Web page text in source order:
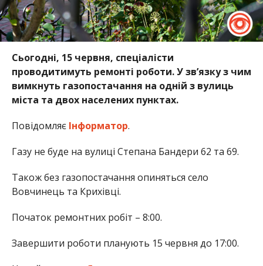
Сьогодні, 15 червня, спеціалісти
проводитимуть ремонті роботи. У зв’язку з чим
вимкнуть газопостачання на одній з вулиць
міста та двох населених пунктах.
Повідомляє Інформатор.
Газу не буде на вулиці Степана Бандери 62 та 69.
Також без газопостачання опиняться село
Вовчинець та Крихівці.
Початок ремонтних робіт – 8:00.
Завершити роботи планують 15 червня до 17:00.